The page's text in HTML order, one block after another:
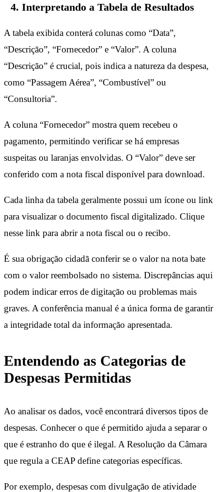
4. Interpretando a Tabela de Resultados
A tabela exibida conterá colunas como “Data”,
“Descrição”, “Fornecedor” e “Valor”. A coluna
“Descrição” é crucial, pois indica a natureza da despesa,
como “Passagem Aérea”, “Combustível” ou
“Consultoria”.
A coluna “Fornecedor” mostra quem recebeu o
pagamento, permitindo verificar se há empresas
suspeitas ou laranjas envolvidas. O “Valor” deve ser
conferido com a nota fiscal disponível para download.
Cada linha da tabela geralmente possui um ícone ou link
para visualizar o documento fiscal digitalizado. Clique
nesse link para abrir a nota fiscal ou o recibo.
É sua obrigação cidadã conferir se o valor na nota bate
com o valor reembolsado no sistema. Discrepâncias aqui
podem indicar erros de digitação ou problemas mais
graves. A conferência manual é a única forma de garantir
a integridade total da informação apresentada.
Entendendo as Categorias de
Despesas Permitidas
Ao analisar os dados, você encontrará diversos tipos de
despesas. Conhecer o que é permitido ajuda a separar o
que é estranho do que é ilegal. A Resolução da Câmara
que regula a CEAP define categorias específicas.
Por exemplo, despesas com divulgação de atividade